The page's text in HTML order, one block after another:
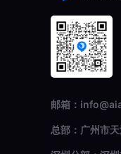
邮箱：
总部：广州市